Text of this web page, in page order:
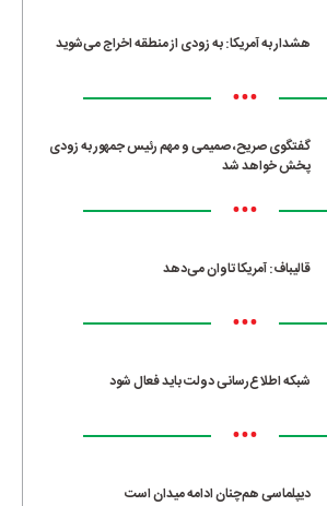
هشدار به آمریکا: به زودی از منطقه اخراج می‌شوید
•••
گفتگوی صریح، صمیمی و مهم رئیس جمهور به زودی
پخش خواهد شد
•••
قالیباف: آمریکا تاوان می‌دهد
•••
شبکه اطلاع‌رسانی دولت باید فعال شود
•••
دیپلماسی هم‌چنان ادامه میدان است